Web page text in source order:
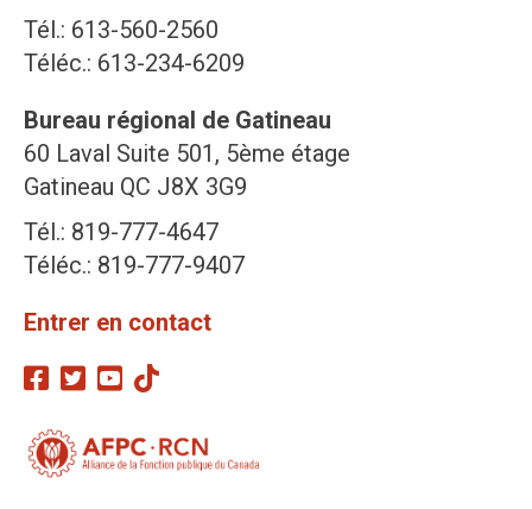
Tél.: 613-560-2560
Téléc.: 613-234-6209
Bureau régional de Gatineau
60 Laval Suite 501, 5ème étage
Gatineau QC J8X 3G9
Tél.: 819-777-4647
Téléc.: 819-777-9407
Entrer en contact